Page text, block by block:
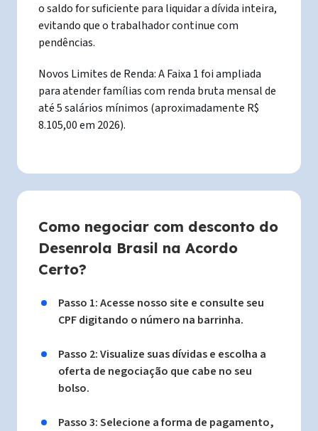
o saldo for suficiente para liquidar a dívida inteira,
evitando que o trabalhador continue com
pendências.
Novos Limites de Renda: A Faixa 1 foi ampliada
para atender famílias com renda bruta mensal de
até 5 salários mínimos (aproximadamente R$
8.105,00 em 2026).
Como negociar com desconto do
Desenrola Brasil na Acordo
Certo?
Passo 1: Acesse nosso site e consulte seu
CPF digitando o número na barrinha.
Passo 2: Visualize suas dívidas e escolha a
oferta de negociação que cabe no seu
bolso.
Passo 3: Selecione a forma de pagamento,